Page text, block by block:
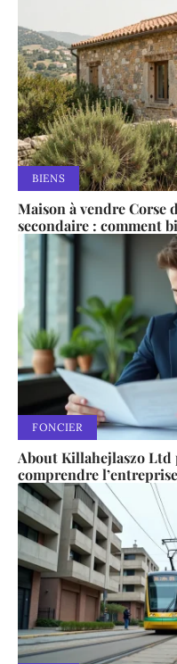
BIENS
Maison à vendre Corse
secondaire : comment
FONCIER
About Killahejlaszo Ltd
comprendre